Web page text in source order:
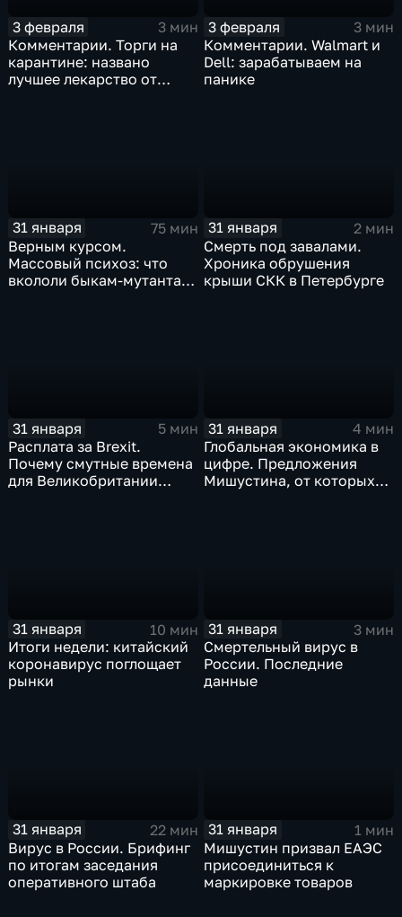
3 февраля
3 мин
Комментарии. Торги на
карантине: названо
лучшее лекарство от
3 февраля
3 мин
Комментарии. Walmart и
Dell: зарабатываем на
панике
31 января
75 мин
Верным курсом.
Массовый психоз: что
вкололи быкам-мутантам,
31 января
2 мин
Смерть под завалами.
Хроника обрушения
крыши СКК в Петербурге
31 января
5 мин
Расплата за Brexit.
Почему смутные времена
для Великобритании
31 января
4 мин
Глобальная экономика в
цифре. Предложения
Мишустина, от которых
31 января
10 мин
Итоги недели: китайский
коронавирус поглощает
рынки
31 января
3 мин
Смертельный вирус в
России. Последние
данные
31 января
22 мин
Вирус в России. Брифинг
по итогам заседания
оперативного штаба
31 января
1 мин
Мишустин призвал ЕАЭС
присоединиться к
маркировке товаров